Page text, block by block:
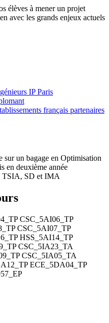
élèves à mener un projet
avec les grands enjeux actuels
IP Paris
français partenaires
sur un bagage en Optimisation
en deuxième année
TSIA, SD et IMA
CSC_5AI06_TP
CSC_5AI07_TP
HSS_5AI14_TP
CSC_5IA23_TA
CSC_5IA05_TA
ECE_5DA04_TP